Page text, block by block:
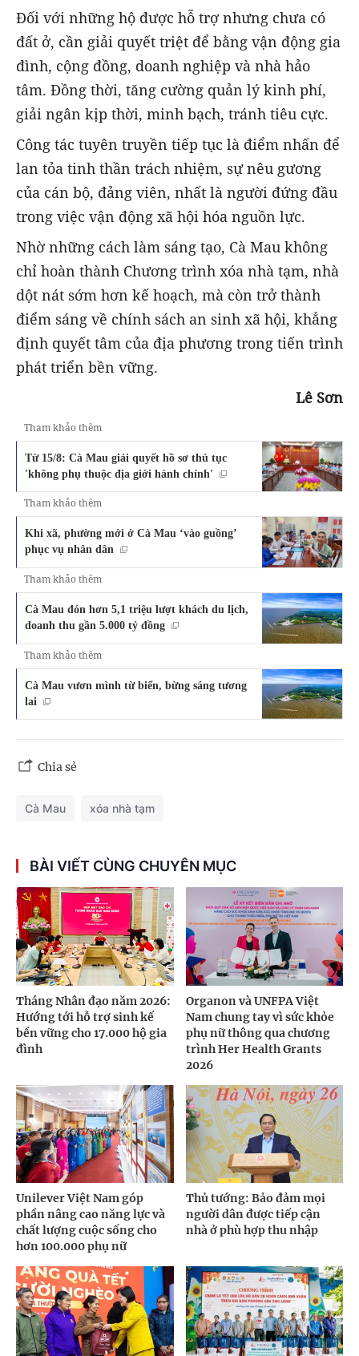
Đối với những hộ được hỗ trợ nhưng chưa có
đất ở, cần giải quyết triệt để bằng vận động gia
đình, cộng đồng, doanh nghiệp và nhà hảo
tâm. Đồng thời, tăng cường quản lý kinh phí,
giải ngân kịp thời, minh bạch, tránh tiêu cực.
Công tác tuyên truyền tiếp tục là điểm nhấn để
lan tỏa tinh thần trách nhiệm, sự nêu gương
của cán bộ, đảng viên, nhất là người đứng đầu
trong việc vận động xã hội hóa nguồn lực.
Nhờ những cách làm sáng tạo, Cà Mau không
chỉ hoàn thành Chương trình xóa nhà tạm, nhà
dột nát sớm hơn kế hoạch, mà còn trở thành
điểm sáng về chính sách an sinh xã hội, khẳng
định quyết tâm của địa phương trong tiến trình
phát triển bền vững.
Lê Sơn
Tham khảo thêm
Từ 15/8: Cà Mau giải quyết hồ sơ thủ tục
'không phụ thuộc địa giới hành chính'
Tham khảo thêm
Khi xã, phường mới ở Cà Mau ‘vào guồng’
phục vụ nhân dân
Tham khảo thêm
Cà Mau đón hơn 5,1 triệu lượt khách du lịch,
doanh thu gần 5.000 tỷ đồng
Tham khảo thêm
Cà Mau vươn mình từ biển, bừng sáng tương
lai
Chia sẻ
Cà Mau xóa nhà tạm
BÀI VIẾT CÙNG CHUYÊN MỤC
Tháng Nhân đạo năm 2026:
Hướng tới hỗ trợ sinh kế
bền vững cho 17.000 hộ gia
đình
Organon và UNFPA Việt
Nam chung tay vì sức khỏe
phụ nữ thông qua chương
trình Her Health Grants
2026
Unilever Việt Nam góp
phần nâng cao năng lực và
chất lượng cuộc sống cho
hơn 100.000 phụ nữ
Thủ tướng: Bảo đảm mọi
người dân được tiếp cận
nhà ở phù hợp thu nhập